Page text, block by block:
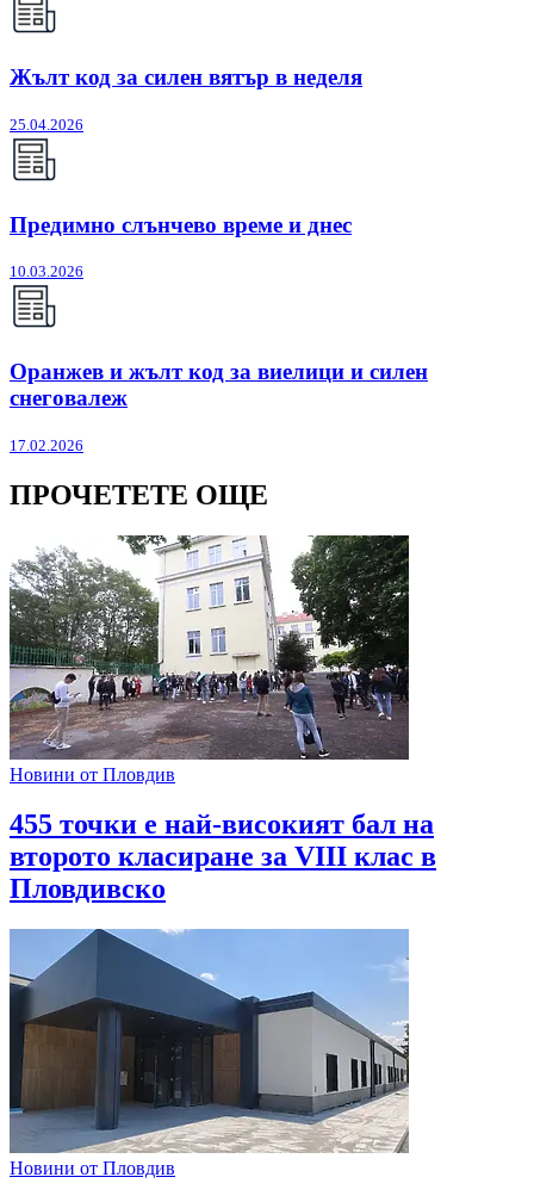
Жълт код за силен вятър в неделя
25.04.2026
Предимно слънчево време и днес
10.03.2026
Оранжев и жълт код за виелици и силен
снеговалеж
17.02.2026
ПРОЧЕТЕТЕ ОЩЕ
Новини от Пловдив
455 точки е най-високият бал на
второто класиране за VIII клас в
Пловдивско
Новини от Пловдив